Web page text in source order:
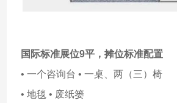
国际标准展位9平，摊位标准配置
• 一个咨询台 • 一桌、两（三）椅
• 地毯 • 废纸篓